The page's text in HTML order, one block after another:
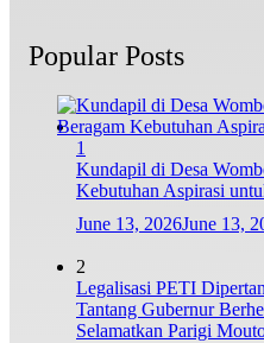
Popular Posts
1
Kundapil di Desa
Kebutuhan Aspirasi
June 13, 2026June 13,
2
Legalisasi PETI
Tantang Gubernur
Selamatkan Parigi